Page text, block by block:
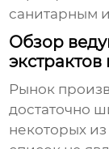
санитарным
Обзор
экстрактов
Рынок
достаточно
некоторых